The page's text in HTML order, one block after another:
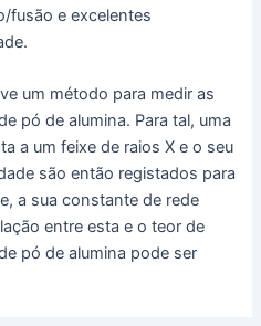
fusão e excelentes
um método para medir as
pó de alumina. Para tal, uma
a um feixe de raios X e o seu
são então registados para
a sua constante de rede
entre esta e o teor de
pó de alumina pode ser